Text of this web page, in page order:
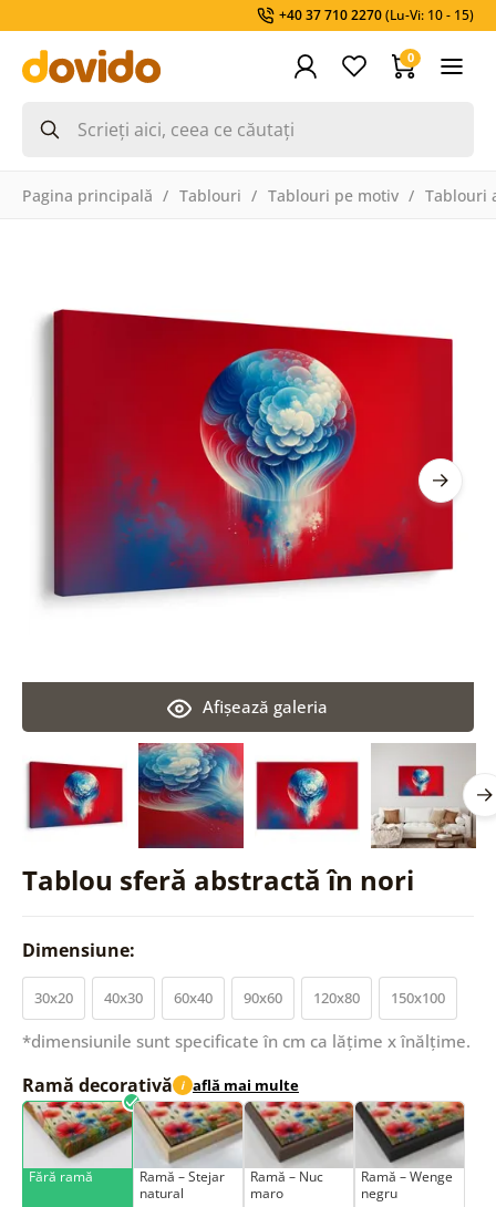
+40 37 710 2270(Lu-Vi: 10 - 15)
0
Pagina principală Tablouri Tablouri pe motiv Tablouri
Tablou sferă abstractă în nori
Afişează galeria
Dimensiune:
30x20 40x30 60x40 90x60 120x80 150x100
*dimensiunile sunt specificate în cm ca lățime x înălțime.
Ramă decorativă i află mai multe
Fără ramă
Ramă – Stejar
natural
Ramă – Nuc
maro
Ramă – Wenge
negru